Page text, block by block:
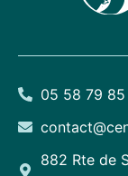
05 58 79 85
882 Rte de